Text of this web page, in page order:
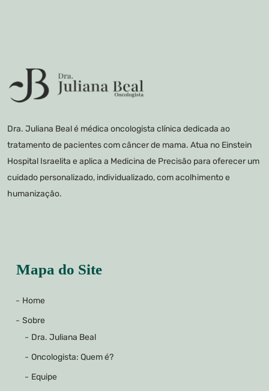
Dra. Juliana Beal é médica oncologista clínica dedicada ao
tratamento de pacientes com câncer de mama. Atua no Einstein
Hospital Israelita e aplica a Medicina de Precisão para oferecer um
cuidado personalizado, individualizado, com acolhimento e
humanização.
Mapa do Site
Home
Sobre
Dra. Juliana Beal
Oncologista: Quem é?
Equipe